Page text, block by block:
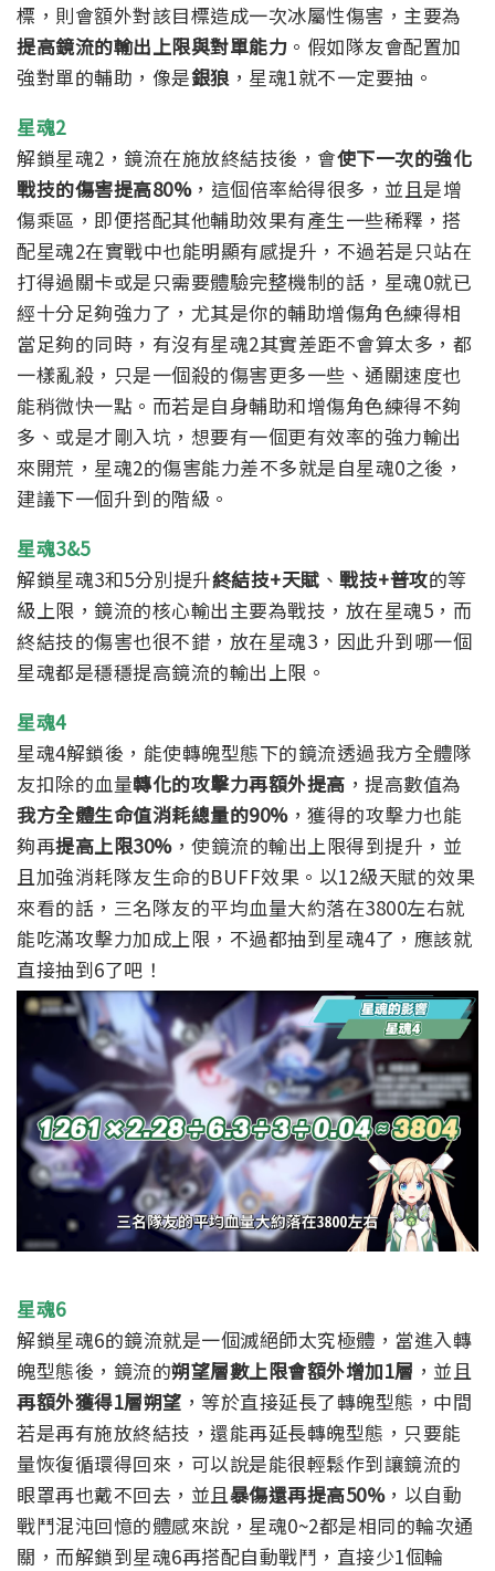
標，則會額外對該目標造成一次冰屬性傷害，主要為
提高鏡流的輸出上限與對單能力 。假如隊友會配置加
強對單的輔助，像是銀狼，星魂1就不一定要抽。
星魂2
解鎖星魂2，鏡流在施放終結技後，會使下一次的強化
戰技的傷害提高80%，這個倍率給得很多，並且是增
傷乘區，即便搭配其他輔助效果有產生一些稀釋，搭
配星魂2在實戰中也能明顯有感提升，不過若是只站在
打得過關卡或是只需要體驗完整機制的話，星魂0就已
經十分足夠強力了，尤其是你的輔助增傷角色練得相
當足夠的同時，有沒有星魂2其實差距不會算太多，都
一樣亂殺，只是一個殺的傷害更多一些、通關速度也
能稍微快一點。 而若是自身輔助和增傷角色練得不夠
多、或是才剛入坑，想要有一個更有效率的強力輸出
來開荒，星魂2的傷害能力差不多就是自星魂0之後，
建議下一個升到的階級。
星魂3&5
解鎖星魂3和5分別提升終結技+天賦 、 戰技+普攻的等
級上限，鏡流的核心輸出主要為戰技，放在星魂5，而
終結技的傷害也很不錯，放在星魂3，因此升到哪一個
星魂都是穩穩提高鏡流的輸出上限。
星魂4
星魂4解鎖後，能使轉魄型態下的鏡流透過我方全體隊
友扣除的血量轉化的攻擊力再額外提高 ，提高數值為
我方全體生命值消耗總量的90%，獲得的攻擊力也能
夠再提高上限30%，使鏡流的輸出上限得到提升，並
且加強消耗隊友生命的BUFF效果。以12級天賦的效果
來看的話，三名隊友的平均血量大約落在3800左右就
能吃滿攻擊力加成上限， 不過都抽到星魂4了，應該就
直接抽到6了吧！
星魂6
解鎖星魂6的鏡流就是一個滅絕師太究極體，當進入轉
魄型態後，鏡流的朔望層數上限會額外增加1層 ，並且
再額外獲得1層朔望 ，等於直接延長了轉魄型態，中間
若是再有施放終結技，還能再延長轉魄型態，只要能
量恢復循環得回來，可以說是能很輕鬆作到讓鏡流的
眼罩再也戴不回去，並且暴傷還再提高50%，以自動
戰鬥混沌回憶的體感來說，星魂0~2都是相同的輪次通
關，而解鎖到星魂6再搭配自動戰鬥，直接少1個輪